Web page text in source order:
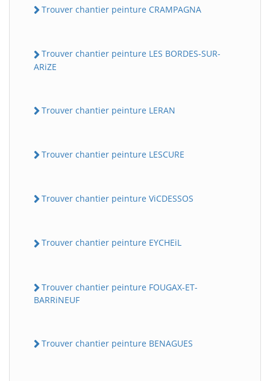
Trouver chantier peinture CRAMPAGNA
Trouver chantier peinture LES BORDES-SUR-
ARiZE
Trouver chantier peinture LERAN
Trouver chantier peinture LESCURE
Trouver chantier peinture ViCDESSOS
Trouver chantier peinture EYCHEiL
Trouver chantier peinture FOUGAX-ET-
BARRiNEUF
Trouver chantier peinture BENAGUES